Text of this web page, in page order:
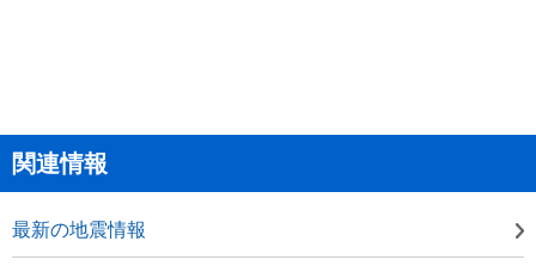
関連情報
最新の地震情報